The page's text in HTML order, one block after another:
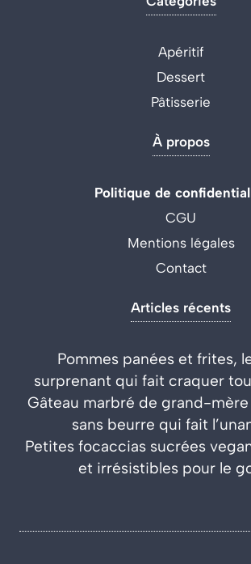
Apéritif
Dessert
Pâtisserie
À propos
Politique de
CGU
Mentions légales
Contact
Articles récents
Pommes panées et frites,
surprenant qui fait craquer
Gâteau marbré de grand-
sans beurre qui fait
Petites focaccias sucrées
et irrésistibles pour le